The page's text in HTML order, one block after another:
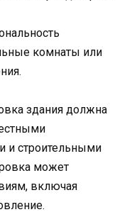
комнаты или
здания должна
и строительными
может
включая